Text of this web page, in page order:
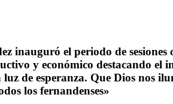
inauguró el periodo de
y económico destacando el
de esperanza. Que Dios nos
los fernandenses»